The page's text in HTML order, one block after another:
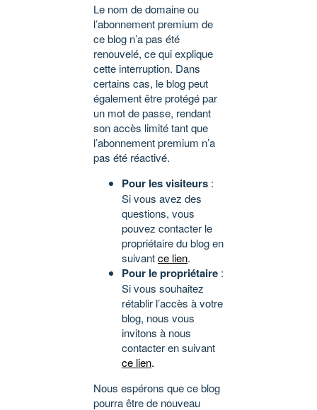
Le nom de domaine ou
l’abonnement premium de
ce blog n’a pas été
renouvelé, ce qui explique
cette interruption. Dans
certains cas, le blog peut
également être protégé par
un mot de passe, rendant
son accès limité tant que
l’abonnement premium n’a
pas été réactivé.
Pour les visiteurs :
Si vous avez des
questions, vous
pouvez contacter le
propriétaire du blog en
suivantce lien.
Pour le propriétaire :
Si vous souhaitez
rétablir l’accès à votre
blog, nous vous
invitons à nous
contacter en suivant
ce lien.
Nous espérons que ce blog
pourra être de nouveau